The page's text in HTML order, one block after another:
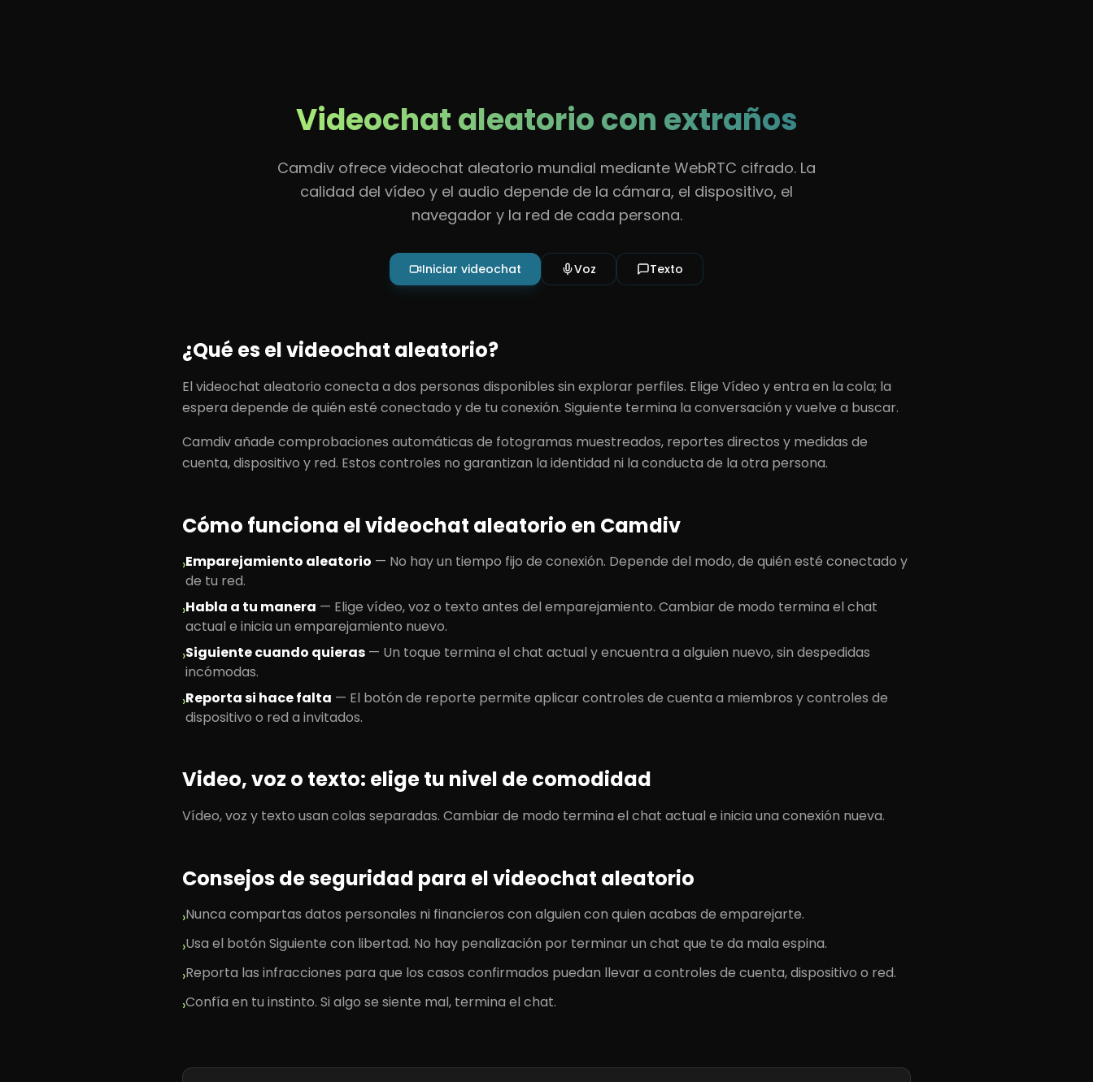
Videochat aleatorio con extraños
Camdiv ofrece videochat aleatorio mundial mediante WebRTC cifrado. La
calidad del vídeo y el audio depende de la cámara, el dispositivo, el
navegador y la red de cada persona.
Iniciar videochat Voz Texto
¿Qué es el videochat aleatorio?
El videochat aleatorio conecta a dos personas disponibles sin explorar perfiles. Elige Vídeo y entra en la cola; la
espera depende de quién esté conectado y de tu conexión. Siguiente termina la conversación y vuelve a buscar.
Camdiv añade comprobaciones automáticas de fotogramas muestreados, reportes directos y medidas de
cuenta, dispositivo y red. Estos controles no garantizan la identidad ni la conducta de la otra persona.
Cómo funciona el videochat aleatorio en Camdiv
›Emparejamiento aleatorio — No hay un tiempo fijo de conexión. Depende del modo, de quién esté conectado y
de tu red.
›Habla a tu manera — Elige vídeo, voz o texto antes del emparejamiento. Cambiar de modo termina el chat
actual e inicia un emparejamiento nuevo.
›Siguiente cuando quieras — Un toque termina el chat actual y encuentra a alguien nuevo, sin despedidas
incómodas.
›Reporta si hace falta — El botón de reporte permite aplicar controles de cuenta a miembros y controles de
dispositivo o red a invitados.
Video, voz o texto: elige tu nivel de comodidad
Vídeo, voz y texto usan colas separadas. Cambiar de modo termina el chat actual e inicia una conexión nueva.
Consejos de seguridad para el videochat aleatorio
›Nunca compartas datos personales ni financieros con alguien con quien acabas de emparejarte.
›Usa el botón Siguiente con libertad. No hay penalización por terminar un chat que te da mala espina.
›Reporta las infracciones para que los casos confirmados puedan llevar a controles de cuenta, dispositivo o red.
›Confía en tu instinto. Si algo se siente mal, termina el chat.